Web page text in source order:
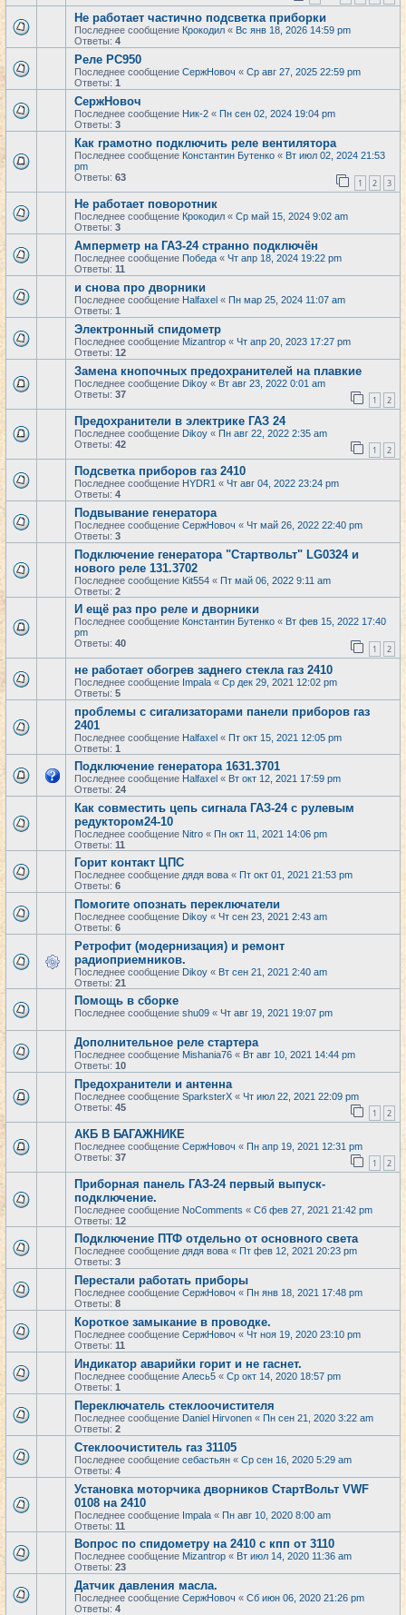
Не работает частично подсветка приборки
Последнее сообщение Крокодил « Вс янв 18, 2026 14:59 pm
Ответы: 4
Реле РС950
Последнее сообщение СержНовоч « Ср авг 27, 2025 22:59 pm
Ответы: 1
СержНовоч
Последнее сообщение Ник-2 « Пн сен 02, 2024 19:04 pm
Ответы: 3
Как грамотно подключить реле вентилятора
Последнее сообщение Константин Бутенко « Вт июл 02, 2024 21:53
pm
Ответы: 63 1 2 3
Не работает поворотник
Последнее сообщение Крокодил « Ср май 15, 2024 9:02 am
Ответы: 3
Амперметр на ГАЗ-24 странно подключён
Последнее сообщение Победа « Чт апр 18, 2024 19:22 pm
Ответы: 11
и снова про дворники
Последнее сообщение Halfaxel « Пн мар 25, 2024 11:07 am
Ответы: 1
Электронный спидометр
Последнее сообщение Mizantrop « Чт апр 20, 2023 17:27 pm
Ответы: 12
Замена кнопочных предохранителей на плавкие
Последнее сообщение Dikoy « Вт авг 23, 2022 0:01 am
Ответы: 37 1 2
Предохранители в электрике ГАЗ 24
Последнее сообщение Dikoy « Пн авг 22, 2022 2:35 am
Ответы: 42 1 2
Подсветка приборов газ 2410
Последнее сообщение HYDR1 « Чт авг 04, 2022 23:24 pm
Ответы: 4
Подвывание генератора
Последнее сообщение СержНовоч « Чт май 26, 2022 22:40 pm
Ответы: 3
Подключение генератора "Cтартвольт" LG0324 и
нового реле 131.3702
Последнее сообщение Kit554 « Пт май 06, 2022 9:11 am
Ответы: 2
И ещё раз про реле и дворники
Последнее сообщение Константин Бутенко « Вт фев 15, 2022 17:40
pm
Ответы: 40 1 2
не работает обогрев заднего стекла газ 2410
Последнее сообщение Impala « Ср дек 29, 2021 12:02 pm
Ответы: 5
проблемы с сигализаторами панели приборов газ
2401
Последнее сообщение Halfaxel « Пт окт 15, 2021 12:05 pm
Ответы: 1
Подключение генератора 1631.3701
Последнее сообщение Halfaxel « Вт окт 12, 2021 17:59 pm
Ответы: 24
Как совместить цепь сигнала ГАЗ-24 с рулевым
редуктором24-10
Последнее сообщение Nitro « Пн окт 11, 2021 14:06 pm
Ответы: 11
Горит контакт ЦПС
Последнее сообщение дядя вова « Пт окт 01, 2021 21:53 pm
Ответы: 6
Помогите опознать переключатели
Последнее сообщение Dikoy « Чт сен 23, 2021 2:43 am
Ответы: 6
Ретрофит (модернизация) и ремонт
радиоприемников.
Последнее сообщение Dikoy « Вт сен 21, 2021 2:40 am
Ответы: 21
Помощь в сборке
Последнее сообщение shu09 « Чт авг 19, 2021 19:07 pm
Дополнительное реле стартера
Последнее сообщение Mishania76 « Вт авг 10, 2021 14:44 pm
Ответы: 10
Предохранители и антенна
Последнее сообщение SparksterX « Чт июл 22, 2021 22:09 pm
Ответы: 45 1 2
АКБ В БАГАЖНИКЕ
Последнее сообщение СержНовоч « Пн апр 19, 2021 12:31 pm
Ответы: 37 1 2
Приборная панель ГАЗ-24 первый выпуск-
подключение.
Последнее сообщение NoComments « Сб фев 27, 2021 21:42 pm
Ответы: 12
Подключение ПТФ отдельно от основного света
Последнее сообщение дядя вова « Пт фев 12, 2021 20:23 pm
Ответы: 3
Перестали работать приборы
Последнее сообщение СержНовоч « Пн янв 18, 2021 17:48 pm
Ответы: 8
Короткое замыкание в проводке.
Последнее сообщение СержНовоч « Чт ноя 19, 2020 23:10 pm
Ответы: 11
Индикатор аварийки горит и не гаснет.
Последнее сообщение Алесь5 « Ср окт 14, 2020 18:57 pm
Ответы: 1
Переключатель стеклоочистителя
Последнее сообщение Daniel Hirvonen « Пн сен 21, 2020 3:22 am
Ответы: 2
Стеклоочиститель газ 31105
Последнее сообщение себастьян « Ср сен 16, 2020 5:29 am
Ответы: 4
Установка моторчика дворников СтартВольт VWF
0108 на 2410
Последнее сообщение Impala « Пн авг 10, 2020 8:00 am
Ответы: 11
Вопрос по спидометру на 2410 с кпп от 3110
Последнее сообщение Mizantrop « Вт июл 14, 2020 11:36 am
Ответы: 23
Датчик давления масла.
Последнее сообщение СержНовоч « Сб июн 06, 2020 21:26 pm
Ответы: 4